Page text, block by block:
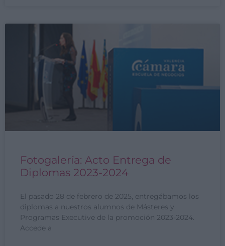
Fotogalería: Acto Entrega de
Diplomas 2023-2024
El pasado 28 de febrero de 2025, entregábamos los
diplomas a nuestros alumnos de Másteres y
Programas Executive de la promoción 2023-2024.
Accede a